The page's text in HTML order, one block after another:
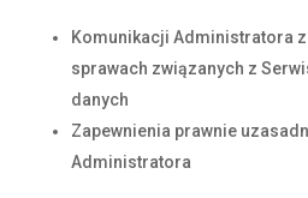
Komunikacji Administratora z
sprawach związanych z
danych
Zapewnienia prawnie
Administratora